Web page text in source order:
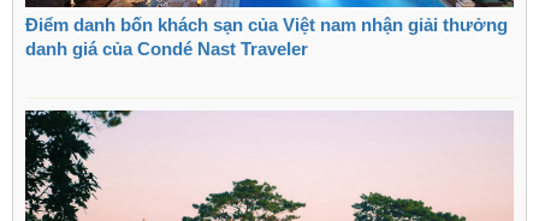
Điểm danh bốn khách sạn của Việt nam nhận giải thưởng
danh giá của Condé Nast Traveler